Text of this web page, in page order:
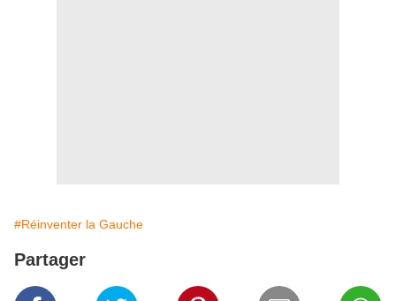
#Réinventer la Gauche
Partager